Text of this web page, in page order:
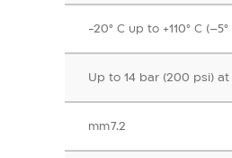
‎-20° C up to +110° C
Up to 14 bar (200 psi) at
7.2 mm